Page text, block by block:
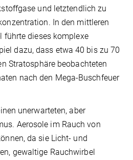
und letztendlich zu
In den mittleren
führte dieses komplexe
dazu, dass etwa 40 bis zu 70
Stratosphäre beobachteten
nach den Mega-Buschfeuer
unerwarteten, aber
Aerosole im Rauch von
da sie Licht- und
gewaltige Rauchwirbel